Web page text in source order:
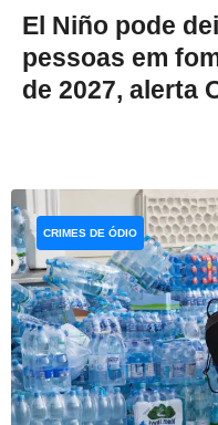
El Niño pode
pessoas em
de 2027, alerta
CRIMES DE ÓDIO